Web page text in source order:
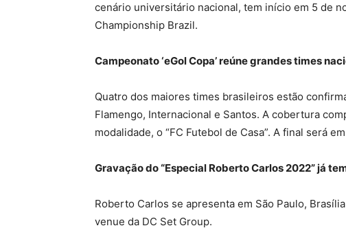
cenário universitário nacional, tem início em 5 de
Championship Brazil.
Campeonato ‘eGol Copa’ reúne grandes times
Quatro dos maiores times brasileiros estão
Flamengo, Internacional e Santos. A cobertura
modalidade, o “FC Futebol de Casa”. A final será
Gravação do “Especial Roberto Carlos 2022” já
Roberto Carlos se apresenta em São Paulo,
venue da DC Set Group.